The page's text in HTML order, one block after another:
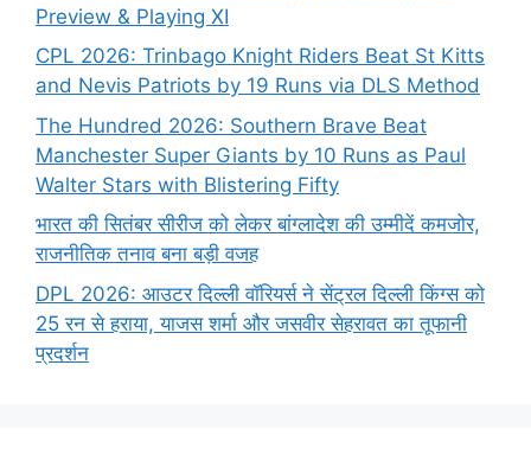
Preview & Playing XI
CPL 2026: Trinbago Knight Riders Beat St Kitts
and Nevis Patriots by 19 Runs via DLS Method
The Hundred 2026: Southern Brave Beat
Manchester Super Giants by 10 Runs as Paul
Walter Stars with Blistering Fifty
भारत की सितंबर सीरीज को लेकर बांग्लादेश की उम्मीदें कमजोर,
राजनीतिक तनाव बना बड़ी वजह
DPL 2026: आउटर दिल्ली वॉरियर्स ने सेंट्रल दिल्ली किंग्स को
25 रन से हराया, याजस शर्मा और जसवीर सेहरावत का तूफानी
प्रदर्शन